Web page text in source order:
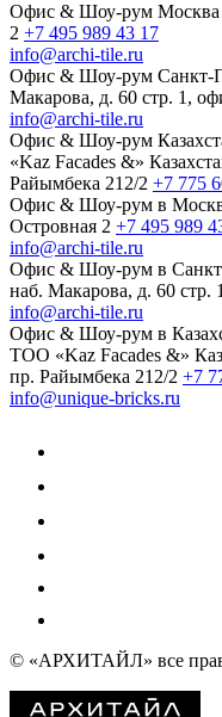
Офис & Шоу-рум Москва
2 +7 495 989 43 17
info@archi-tile.ru
Офис & Шоу-рум Санкт-
Макарова, д. 60 стр. 1,
info@archi-tile.ru
Офис & Шоу-рум
«Kaz Facades &»
Райымбека 212/2 +7 775
Офис & Шоу-рум в
Островная 2 +7 495 989
info@archi-tile.ru
Офис & Шоу-рум в
наб. Макарова, д. 60 стр.
info@archi-tile.ru
Офис & Шоу-рум в
TOO «Kaz Facades &»
пр. Райымбека 212/2 +7
info@unique-bricks.ru
© «АРХИТАЙЛ» все